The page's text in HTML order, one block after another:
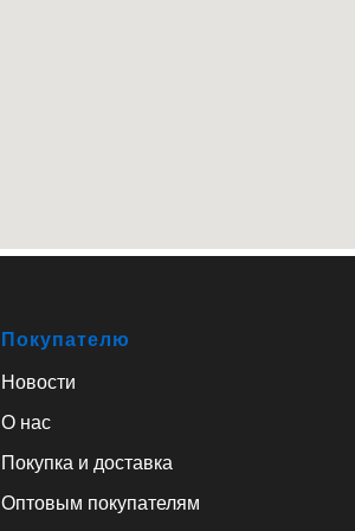
Покупателю
Новости
О нас
Покупка и доставка
Оптовым покупателям